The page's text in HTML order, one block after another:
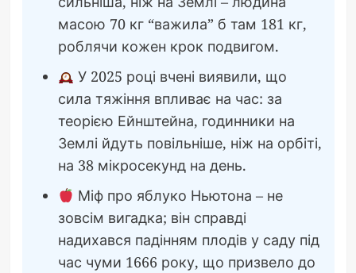
масою 70 кг “важила” б там 181 кг,
роблячи кожен крок подвигом.
У 2025 році вчені виявили, що
сила тяжіння впливає на час: за
теорією Ейнштейна, годинники на
Землі йдуть повільніше, ніж на орбіті,
на 38 мікросекунд на день.
Міф про яблуко Ньютона – не
зовсім вигадка; він справді
надихався падінням плодів у саду під
час чуми 1666 року, що призвело до